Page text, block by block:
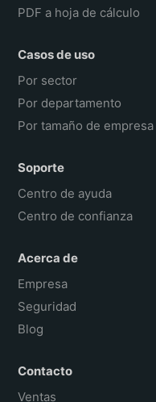
PDF a hoja de cálculo
Casos de uso
Por sector
Por departamento
Por tamaño de empresa
Soporte
Centro de ayuda
Centro de confianza
Acerca de
Empresa
Seguridad
Blog
Contacto
Ventas